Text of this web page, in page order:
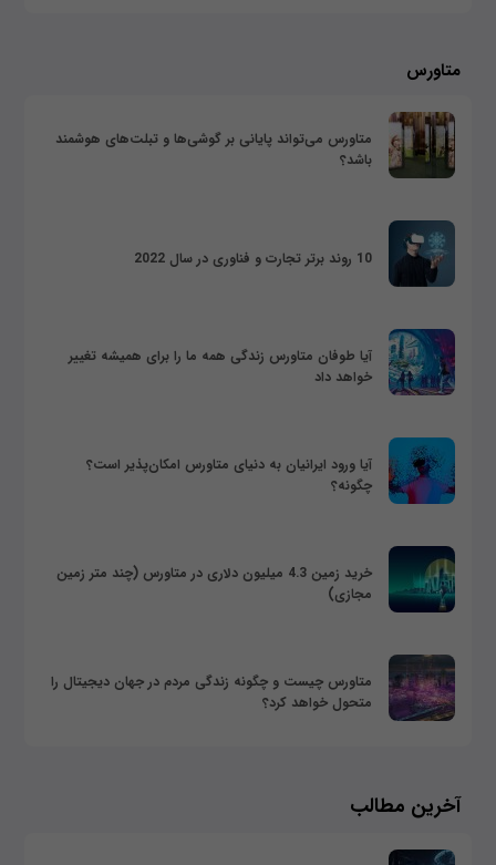
متاورس
متاورس می‌تواند پایانی بر گوشی‌ها و تبلت‌های هوشمند
باشد؟
10 روند برتر تجارت و فناوری در سال 2022
آیا طوفان متاورس زندگی همه ما را برای همیشه تغییر
خواهد داد
آیا ورود ایرانیان به دنیای متاورس امکان‌پذیر است؟
چگونه؟
خرید زمین 4.3 میلیون دلاری در متاورس (چند متر زمین
مجازی)
متاورس چیست و چگونه زندگی مردم در جهان دیجیتال را
متحول خواهد کرد؟
آخرین مطالب